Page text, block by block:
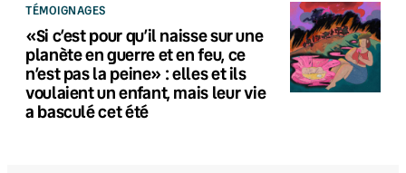
TÉMOIGNAGES
«Si c’est pour qu’il naisse sur une
planète en guerre et en feu, ce
n’est pas la peine» : elles et ils
voulaient un enfant, mais leur vie
a basculé cet été